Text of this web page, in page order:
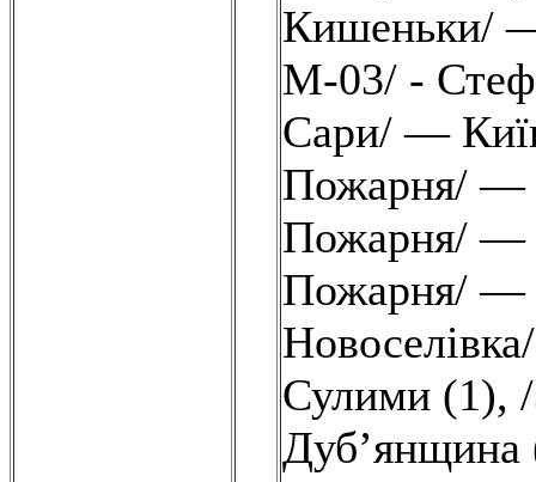
Кишеньки/
М-03/ -
Сари/ —
Пожарня/ —
Пожарня/ —
Пожарня/ —
Сулими (1),
Дуб’янщина